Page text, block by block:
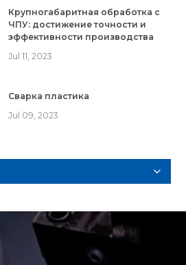
Крупногабаритная обработка с
ЧПУ: достижение точности и
эффективности производства
Jul 11, 2023
Сварка пластика
Jul 09, 2023